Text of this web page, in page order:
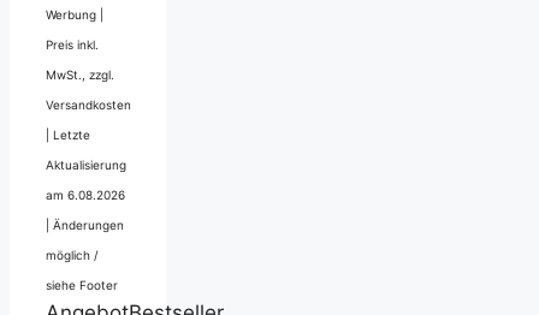
Werbung |
Preis inkl.
MwSt., zzgl.
Versandkosten
Letzte
Aktualisierung
am 6.08.2026
Änderungen
möglich /
siehe Footer